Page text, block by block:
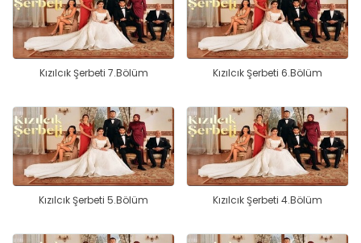
Kızılcık Şerbeti 7.Bölüm Kızılcık Şerbeti 6.Bölüm
Kızılcık Şerbeti 5.Bölüm Kızılcık Şerbeti 4.Bölüm